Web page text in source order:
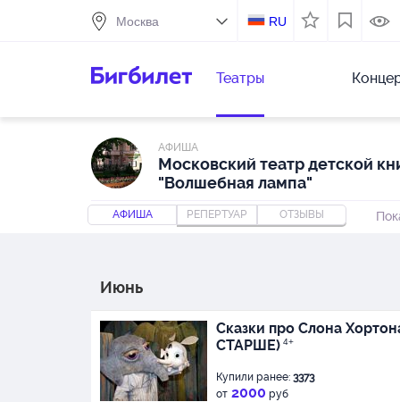
RU
Театры
АФИША
Московский театр детской
"Волшебная лампа"
АФИША РЕПЕРТУАР ОТЗЫВЫ
Июнь
Сказки про Слона
СТАРШЕ) 4+
Купили ранее: 3373
от 2000 руб